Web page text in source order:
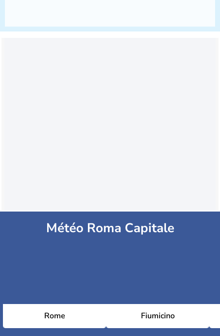
Météo Roma Capitale
Rome Fiumicino